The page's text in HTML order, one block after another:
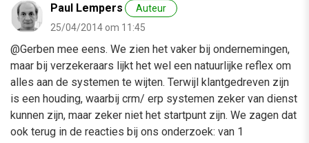
Paul Lempers
Auteur
25/04/2014 om 11:45
@Gerben mee eens. We zien het vaker bij ondernemingen,
maar bij verzekeraars lijkt het wel een natuurlijke reflex om
alles aan de systemen te wijten. Terwijl klantgedreven zijn
is een houding, waarbij crm/ erp systemen zeker van dienst
kunnen zijn, maar zeker niet het startpunt zijn. We zagen dat
ook terug in de reacties bij ons onderzoek: van 1